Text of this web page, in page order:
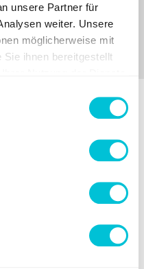
unsere Partner für
weiter. Unsere
möglicherweise mit
ihnen bereitgestellt
Druckdaten – wir